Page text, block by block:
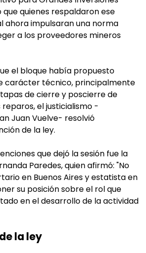
que quienes respaldaron ese
ahora impulsaran una norma
a los proveedores mineros
el bloque había propuesto
carácter técnico, principalmente
de cierre y poscierre de
reparos, el justicialismo -
Juan Vuelve- resolvió
de la ley.
que dejó la sesión fue la
Paredes, quien afirmó: "No
en Buenos Aires y estatista en
su posición sobre el rol que
en el desarrollo de la actividad
la ley